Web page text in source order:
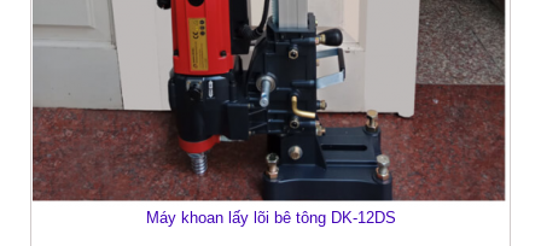
Máy khoan lấy lõi bê tông DK-12DS